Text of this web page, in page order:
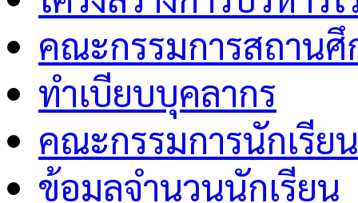
คณะกรรมการสถาน
ทำเบียบบุคลากร
คณะกรรมการนักเรียน
ข้อมูลจำนวนนักเรียน